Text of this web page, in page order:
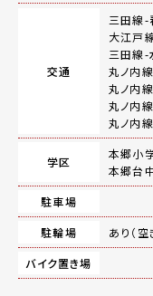
交通
三田線-
大江戸
三田線-
丸ノ内
丸ノ内
丸ノ内
丸ノ内
学区
本郷小
本郷台
駐車場
駐輪場
あり（空
バイク置き場